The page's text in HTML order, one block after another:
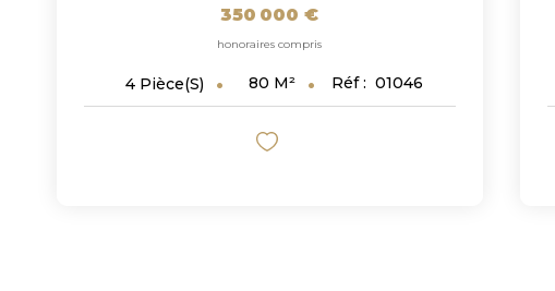
350 000 €
honoraires compris
4 Pièce(s) 80 M² Réf : 01046